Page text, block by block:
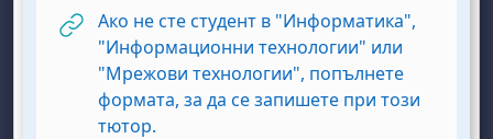
Ако не сте студент в "Информатика",
"Информационни технологии" или
"Мрежови технологии", попълнете
формата, за да се запишете при този
тютор.